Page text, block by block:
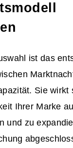
ist das
Sie wirkt
Ihrer Marke
und zu